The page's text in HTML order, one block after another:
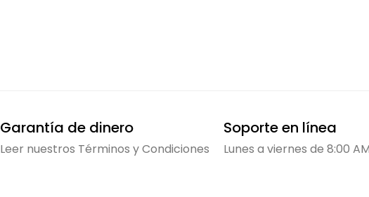
Garantía de dinero
Leer nuestros Términos y Condiciones
Soporte en línea
Lunes a viernes de 8:00